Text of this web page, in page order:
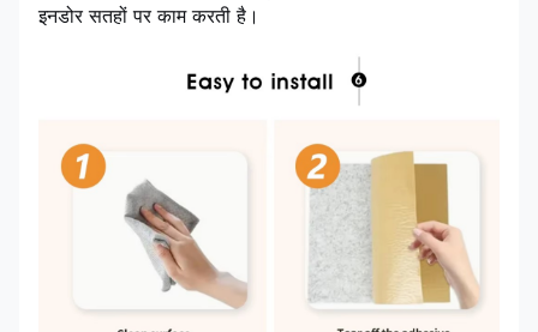
इनडोर सतहों पर काम करती है।